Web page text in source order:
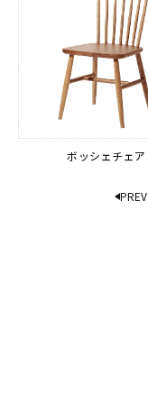
ボッシェチェア
PREV